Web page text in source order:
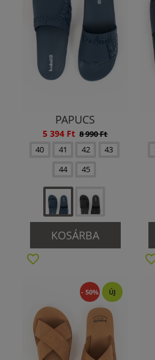
PAPUCS
5 394 Ft 8 990 Ft
40
41 42
43
44
45
KOSÁRBA
- 50% ÚJ